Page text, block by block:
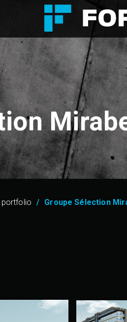
portfolio Groupe Sélection